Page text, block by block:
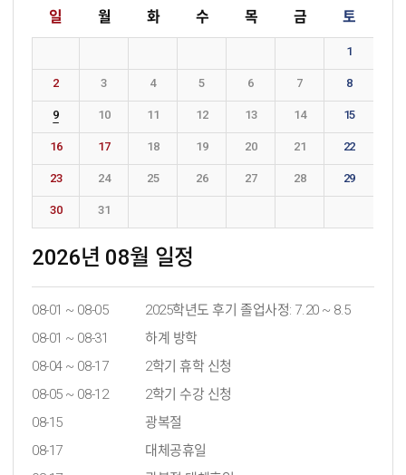
일 월 화 수 목 금 토
1
2 3 4 5 6 7 8
9 10 11 12 13 14 15
16 17 18 19 20 21 22
23 24 25 26 27 28 29
30 31
2026년 08월 일정
08-01 ~ 08-05
2025학년도 후기 졸업사정: 7.20 ~ 8.5
08-01 ~ 08-31
하계 방학
08-04 ~ 08-17
2학기 휴학 신청
08-05 ~ 08-12
2학기 수강 신청
08-15
광복절
08-17
대체공휴일